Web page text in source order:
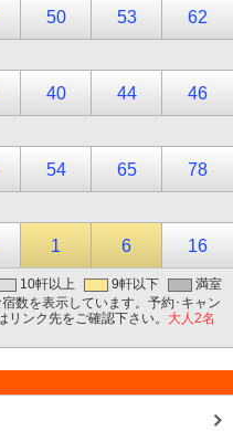
50 53 62
40 44 46
54 65 78
1 6 16
10軒以上 9軒以下
満室
数を表示しています。予約･キャン
ンク先をご確認下さい。 大人2名